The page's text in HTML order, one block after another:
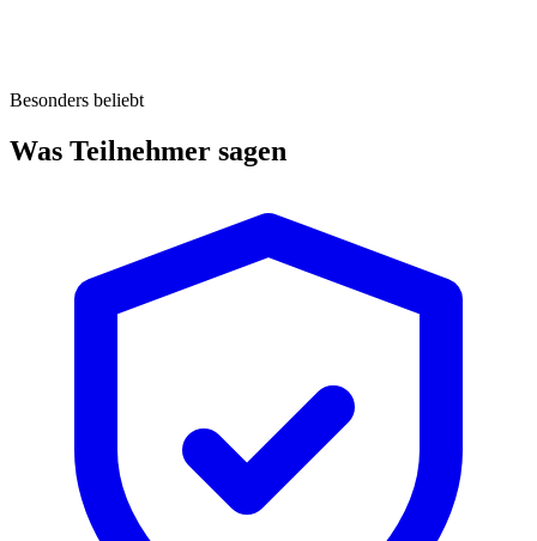
Besonders beliebt
Was Teilnehmer sagen